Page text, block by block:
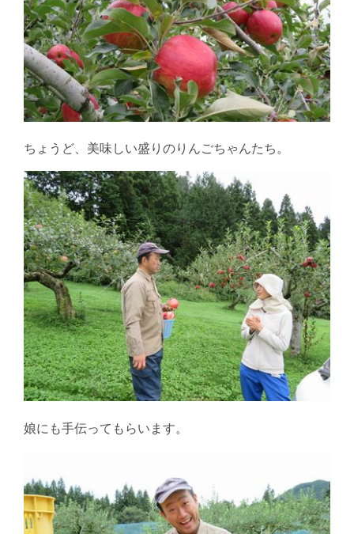
ちょうど、美味しい盛りのりんごちゃんたち。
娘にも手伝ってもらいます。